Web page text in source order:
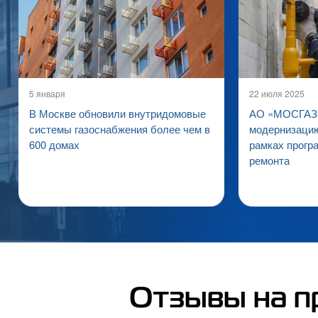
5 января
В Москве обновили внутридомовые
системы газоснабжения более чем в
600 домах
22 июля 2025
АО
рамках
ремонта
Отзывы на